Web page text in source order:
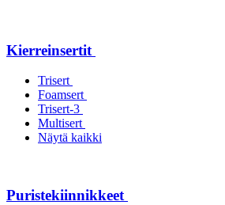
Kierreinsertit
Trisert
Foamsert
Trisert-3
Multisert
Näytä kaikki
Puristekiinnikkeet